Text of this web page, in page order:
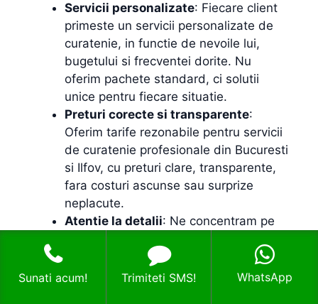
Servicii personalizate: Fiecare client
primeste un servicii personalizate de
curatenie, in functie de nevoile lui,
bugetului si frecventei dorite. Nu
oferim pachete standard, ci solutii
unice pentru fiecare situatie.
Preturi corecte si transparente:
Oferim tarife rezonabile pentru servicii
de curatenie profesionale din Bucuresti
si Ilfov, cu preturi clare, transparente,
fara costuri ascunse sau surprize
neplacute.
Atentie la detalii: Ne concentram pe
satisfactia clientilor nostri.
Raspunsuri rapide: Echipa noastra de
Sunati acum! Trimiteti SMS! WhatsApp